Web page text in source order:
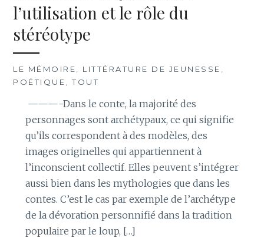
l’utilisation et le rôle du
stéréotype
LE MÉMOIRE LITTÉRATURE DE JEUNESSE
POÉTIQUE
,TOUT
———-Dans le conte, la majorité des
personnages sont archétypaux, ce qui signifie
qu’ils correspondent à des modèles, des
images originelles qui appartiennent à
l’inconscient collectif. Elles peuvent s’intégrer
aussi bien dans les mythologies que dans les
contes. C’est le cas par exemple de l’archétype
de la dévoration personnifié dans la tradition
populaire par le loup, […]